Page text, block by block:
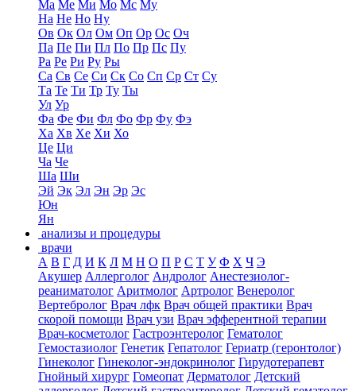
Ма Ме Ми Мо Мс Му
На Не Но Ну
Ов Ок Ол Ом Оп Ор Ос Оч
Па Пе Пи Пл По Пр Пс Пу
Ра Ре Ри Ру Ры
Са Св Се Си Ск Со Сп Ср Ст Су
Та Те Ти Тр Ту Ты
Ул Ур
Фа Фе Фи Фл Фо Фр Фу Фэ
Ха Хв Хе Хи Хо
Це Ци
Ча Че
Ша Ши
Эй Эк Эл Эн Эр Эс
Юн
Ян
анализы и процедуры
врачи
А В Г Д И К Л М Н О П Р С Т У Ф Х Ч Э
Акушер Аллерголог Андролог Анестезиолог-
реаниматолог Аритмолог Артролог Венеролог
Вертебролог Врач лфк Врач общей практики Врач
скорой помощи Врач узи Врач эфферентной терапии
Врач-косметолог Гастроэнтеролог Гематолог
Гемостазиолог Генетик Гепатолог Гериатр (геронтолог)
Гинеколог Гинеколог-эндокринолог Гирудотерапевт
Гнойный хирург Гомеопат Дерматолог Детский